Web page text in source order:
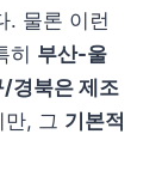
. 물론 이런
히 부산-울
/경북은 제조
만, 그 기본적